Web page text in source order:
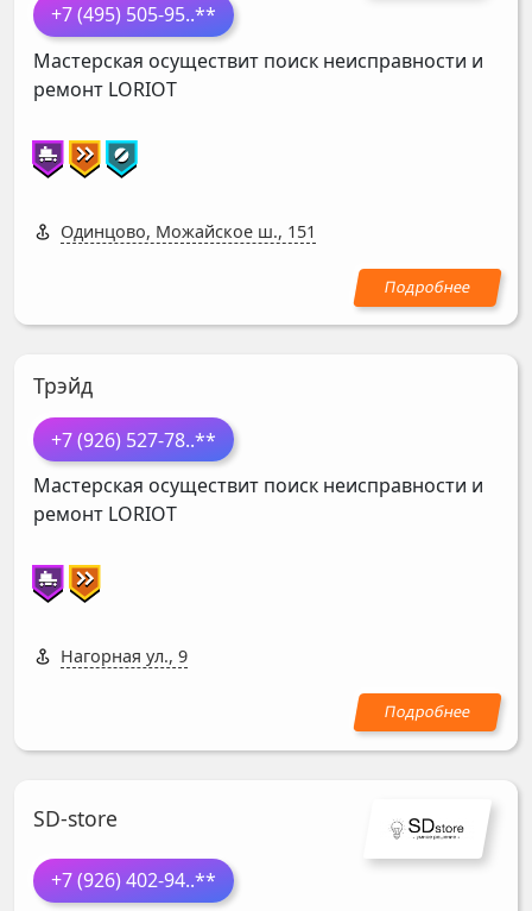
+7 (495) 505-95..**
Мастерская осуществит поиск неисправности и
ремонт LORIOT
Одинцово, Можайское ш., 151
Трэйд
+7 (926) 527-78..**
Мастерская осуществит поиск неисправности и
ремонт LORIOT
Нагорная ул., 9
SD-store
+7 (926) 402-94..**